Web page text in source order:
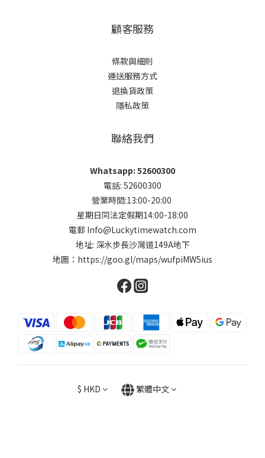
顧客服務
條款與細則
運送服務方式
退換貨政策
隱私政策
聯絡我們
Whatsapp: 52600300
電話: 52600300
營業時間:13:00-20:00
星期日同法定假期14:00-18:00
電郵 Info@Luckytimewatch.com
地址: 深水步長沙灣道149A地下
地圖： https://goo.gl/maps/wufpiMW5ius
$ HKD 繁體中文